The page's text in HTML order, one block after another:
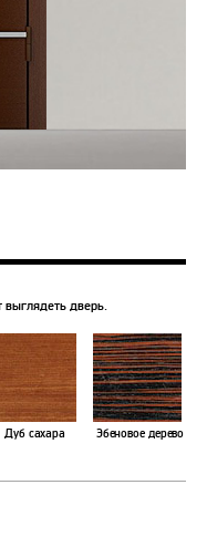
выглядеть дверь.
Дуб сахара Эбеновое дерево